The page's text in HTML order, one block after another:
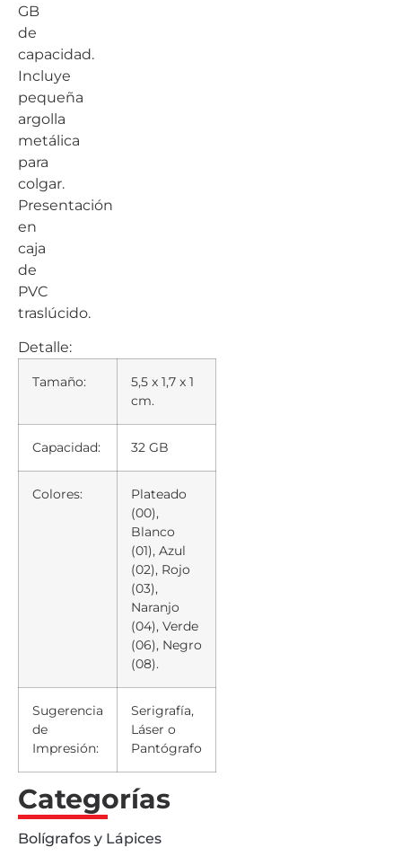
GB
de
capacidad.
Incluye
pequeña
argolla
metálica
para
colgar.
Presentación
en
caja
de
PVC
traslúcido.
Detalle:
Tamaño:
5,5 x 1,7 x 1
cm.
Capacidad: 32 GB
Colores:
Plateado
(00),
Blanco
(01), Azul
(02), Rojo
(03),
Naranjo
(04), Verde
(06), Negro
(08).
Sugerencia
de
Impresión:
Serigrafía,
Láser o
Pantógrafo
Categorías
Bolígrafos y Lápices